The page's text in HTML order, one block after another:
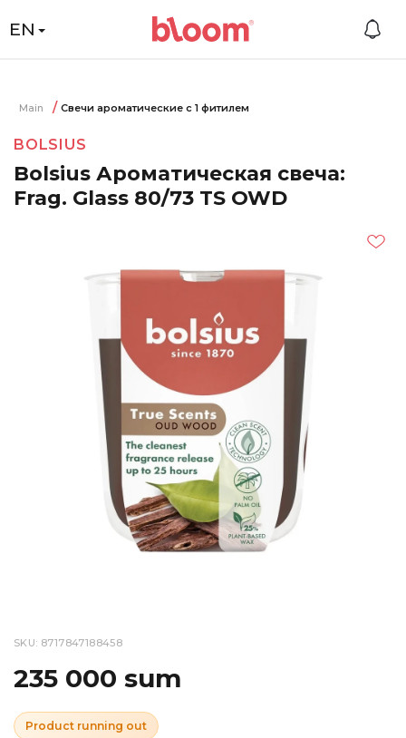
EN
Main Свечи ароматические с 1 фитилем
BOLSIUS
Bolsius Ароматическая свеча:
Frag. Glass 80/73 TS OWD
SKU: 8717847188458
235 000 sum
Product running out